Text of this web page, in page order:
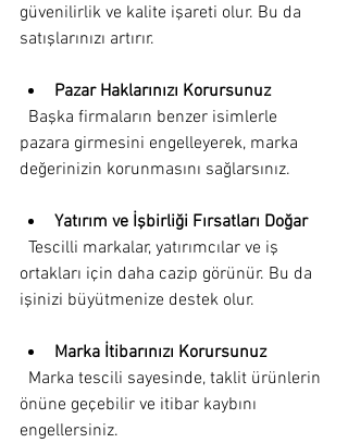
güvenilirlik ve kalite işareti olur. Bu da
satışlarınızı artırır.
Pazar Haklarınızı Korursunuz
pazara girmesini engelleyerek, marka
değerinizin korunmasını sağlarsınız.
Yatırım ve İşbirliği Fırsatları Doğar
ortakları için daha cazip görünür. Bu da
işinizi büyütmenize destek olur.
Marka İtibarınızı Korursunuz
önüne geçebilir ve itibar kaybını
engellersiniz.